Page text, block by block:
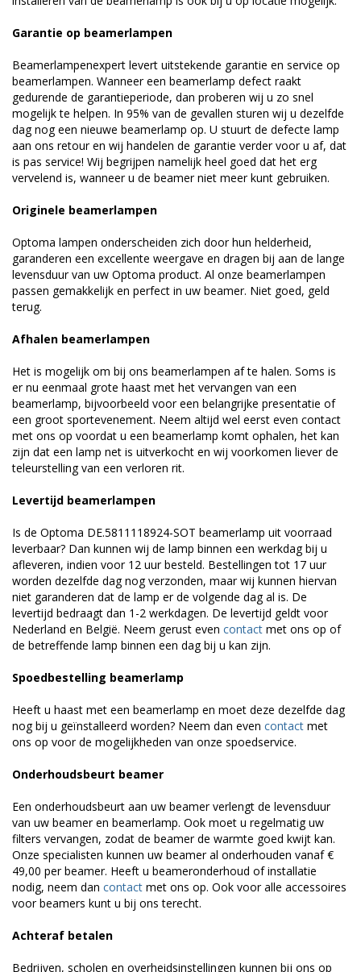
Garantie op beamerlampen
Beamerlampenexpert levert uitstekende garantie en service op
beamerlampen. Wanneer een beamerlamp defect raakt
gedurende de garantieperiode, dan proberen wij u zo snel
mogelijk te helpen. In 95% van de gevallen sturen wij u dezelfde
dag nog een nieuwe beamerlamp op. U stuurt de defecte lamp
aan ons retour en wij handelen de garantie verder voor u af, dat
is pas service! Wij begrijpen namelijk heel goed dat het erg
vervelend is, wanneer u de beamer niet meer kunt gebruiken.
Originele beamerlampen
Optoma lampen onderscheiden zich door hun helderheid,
garanderen een excellente weergave en dragen bij aan de lange
levensduur van uw Optoma product. Al onze beamerlampen
passen gemakkelijk en perfect in uw beamer. Niet goed, geld
terug.
Afhalen beamerlampen
Het is mogelijk om bij ons beamerlampen af te halen. Soms is
er nu eenmaal grote haast met het vervangen van een
beamerlamp, bijvoorbeeld voor een belangrijke presentatie of
een groot sportevenement. Neem altijd wel eerst even contact
met ons op voordat u een beamerlamp komt ophalen, het kan
zijn dat een lamp net is uitverkocht en wij voorkomen liever de
teleurstelling van een verloren rit.
Levertijd beamerlampen
Is de Optoma DE.5811118924-SOT beamerlamp uit voorraad
leverbaar? Dan kunnen wij de lamp binnen een werkdag bij u
afleveren, indien voor 12 uur besteld. Bestellingen tot 17 uur
worden dezelfde dag nog verzonden, maar wij kunnen hiervan
niet garanderen dat de lamp er de volgende dag al is. De
levertijd bedraagt dan 1-2 werkdagen. De levertijd geldt voor
Nederland en België. Neem gerust even contact met ons op of
de betreffende lamp binnen een dag bij u kan zijn.
Spoedbestelling beamerlamp
Heeft u haast met een beamerlamp en moet deze dezelfde dag
nog bij u geïnstalleerd worden? Neem dan even contact met
ons op voor de mogelijkheden van onze spoedservice.
Onderhoudsbeurt beamer
Een onderhoudsbeurt aan uw beamer verlengt de levensduur
van uw beamer en beamerlamp. Ook moet u regelmatig uw
filters vervangen, zodat de beamer de warmte goed kwijt kan.
Onze specialisten kunnen uw beamer al onderhouden vanaf €
49,00 per beamer. Heeft u beameronderhoud of installatie
nodig, neem dan contact met ons op. Ook voor alle accessoires
voor beamers kunt u bij ons terecht.
Achteraf betalen
Bedrijven, scholen en overheidsinstellingen kunnen bij ons op